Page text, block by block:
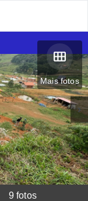
Mais fotos
9 fotos